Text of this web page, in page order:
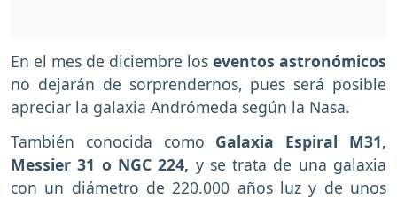
En el mes de diciembre los eventos astronómicos
no dejarán de sorprendernos, pues será posible
apreciar la galaxia Andrómeda según la Nasa.
También conocida como Galaxia Espiral M31,
Messier 31 o NGC 224, y se trata de una galaxia
con un diámetro de 220.000 años luz y de unos